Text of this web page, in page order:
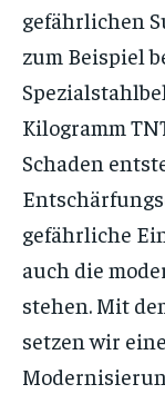
gefährlichen
zum Beispiel
Kilogramm
Schaden
gefährliche
auch die
stehen. Mit
setzen wir